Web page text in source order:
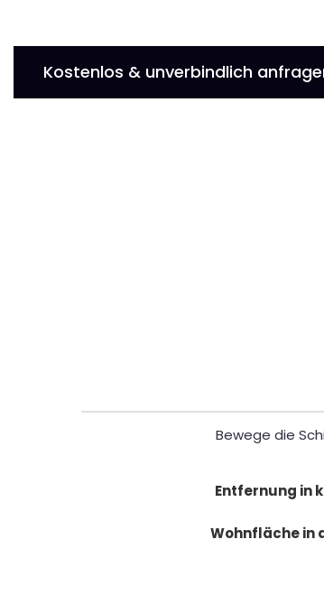
Kostenlos & unverbindlich
Bewege die
Entfernung in
Wohnfläche in